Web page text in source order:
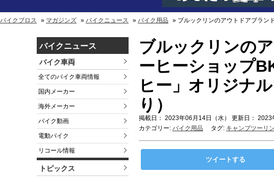
バイクブロス マガジンズ バイクニュース バイク用品 ブルックリンのアウトドアブラン
バイクニュース
バイク車両
全てのバイク車両情報
国内メーカー
海外メーカー
バイク動画
電動バイク
リコール情報
トピックス
ブルックリンの
ーヒーショップ
ヒー」オリジナ
り）
掲載日： 2023年06月14日（水） 更新日： 2023
カテゴリー: バイク用品 タグ: キャンプツーリ
ツイートする